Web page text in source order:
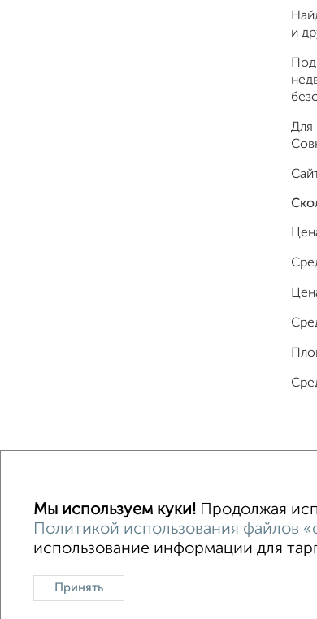
и
Для
Контакты Политика
Сайт-доска объявлений недвижимости
Мы используем куки! Продолжая
Политикой использования файлов
использование информации для
Принять